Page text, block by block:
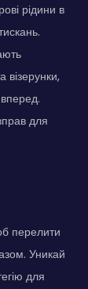
рідини в
візерунки,
для
перелити
Уникай
для